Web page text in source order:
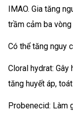
IMAO. Gia tăng
trầm cảm ba
Có thể tăng nguy
Cloral hydrat:
tăng huyết áp,
Probenecid: Làm